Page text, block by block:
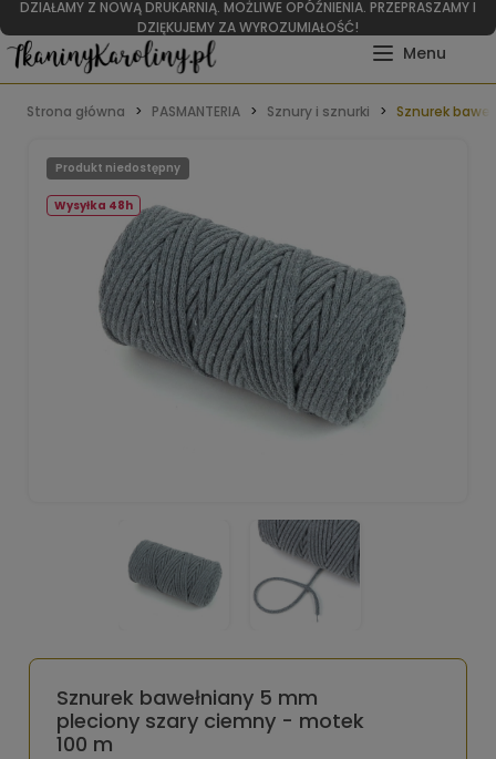
DZIAŁAMY Z NOWĄ DRUKARNIĄ. MOŻLIWE OPÓŹNIENIA. PRZEPRASZAMY I
DZIĘKUJEMY ZA WYROZUMIAŁOŚĆ!
Strona główna PASMANTERIA Sznury i sznurki Sznurek
Wysyłka 48h
Produkt niedostępny
Sznurek bawełniany 5 mm
pleciony szary ciemny - motek
100 m